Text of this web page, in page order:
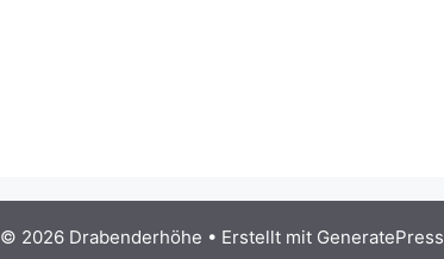
© 2026 Drabenderhöhe • Erstellt mit GeneratePress